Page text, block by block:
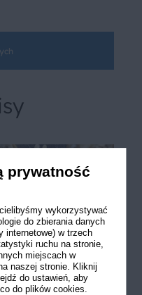
prywatność
wykorzystywać
do zbierania danych
internetowe) w trzech
ruchu na stronie,
miejscach w
naszej stronie. Kliknij
do ustawień, aby
do plików cookies.